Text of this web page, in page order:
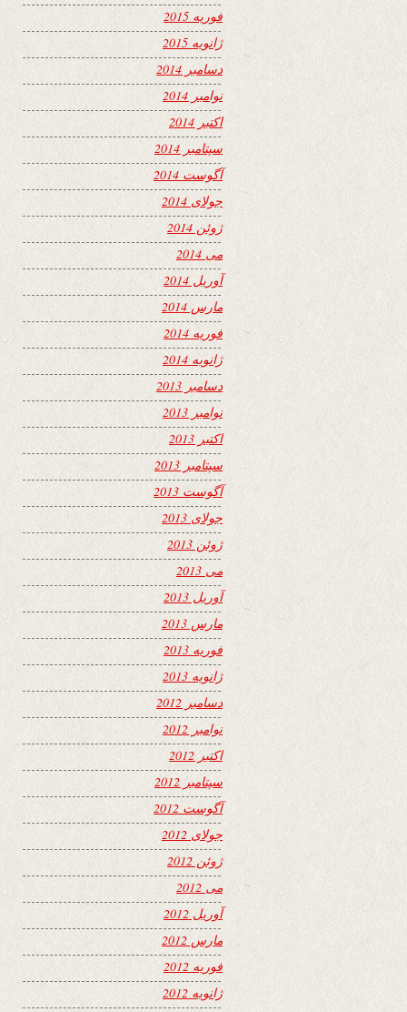
فوریه 2015
ژانویه 2015
دسامبر 2014
نوامبر 2014
اکتبر 2014
سپتامبر 2014
آگوست 2014
جولای 2014
ژوئن 2014
می 2014
آوریل 2014
مارس 2014
فوریه 2014
ژانویه 2014
دسامبر 2013
نوامبر 2013
اکتبر 2013
سپتامبر 2013
آگوست 2013
جولای 2013
ژوئن 2013
می 2013
آوریل 2013
مارس 2013
فوریه 2013
ژانویه 2013
دسامبر 2012
نوامبر 2012
اکتبر 2012
سپتامبر 2012
آگوست 2012
جولای 2012
ژوئن 2012
می 2012
آوریل 2012
مارس 2012
فوریه 2012
ژانویه 2012